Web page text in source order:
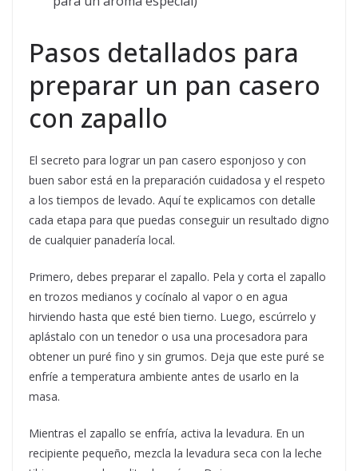
Pasos detallados para
preparar un pan casero
con zapallo
El secreto para lograr un pan casero esponjoso y con
buen sabor está en la preparación cuidadosa y el respeto
a los tiempos de levado. Aquí te explicamos con detalle
cada etapa para que puedas conseguir un resultado digno
de cualquier panadería local.
Primero, debes preparar el zapallo. Pela y corta el zapallo
en trozos medianos y cocínalo al vapor o en agua
hirviendo hasta que esté bien tierno. Luego, escúrrelo y
aplástalo con un tenedor o usa una procesadora para
obtener un puré fino y sin grumos. Deja que este puré se
enfríe a temperatura ambiente antes de usarlo en la
masa.
Mientras el zapallo se enfría, activa la levadura. En un
recipiente pequeño, mezcla la levadura seca con la leche